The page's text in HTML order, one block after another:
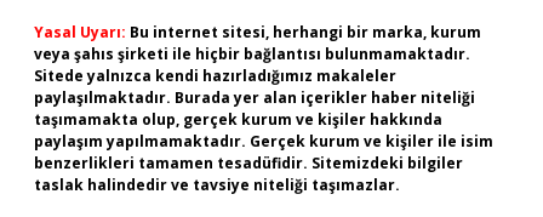
Yasal Uyarı: Bu internet sitesi, herhangi bir marka, kurum
veya şahıs şirketi ile hiçbir bağlantısı bulunmamaktadır.
Sitede yalnızca kendi hazırladığımız makaleler
paylaşılmaktadır. Burada yer alan içerikler haber niteliği
taşımamakta olup, gerçek kurum ve kişiler hakkında
paylaşım yapılmamaktadır. Gerçek kurum ve kişiler ile isim
benzerlikleri tamamen tesadüfidir. Sitemizdeki bilgiler
taslak halindedir ve tavsiye niteliği taşımazlar.